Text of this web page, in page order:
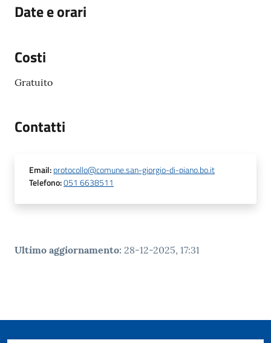
Seguici
su
Date e orari
Costi
Gratuito
Contatti
Email:protocollo@comune.san-giorgio-di-piano.bo.it
Telefono:051 6638511
Ultimo aggiornamento: 28-12-2025, 17:31